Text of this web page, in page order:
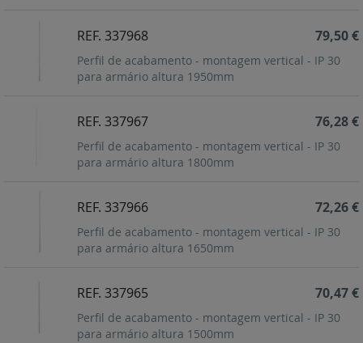
REF. 337968
Perfil de acabamento - montagem vertical - IP 30
para armário altura 1950mm
79,50 €
REF. 337967
Perfil de acabamento - montagem vertical - IP 30
para armário altura 1800mm
76,28 €
REF. 337966
Perfil de acabamento - montagem vertical - IP 30
para armário altura 1650mm
72,26 €
REF. 337965
Perfil de acabamento - montagem vertical - IP 30
para armário altura 1500mm
70,47 €